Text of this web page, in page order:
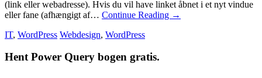
(link eller webadresse). Hvis du vil have linket åbnet i et nyt vindue
eller fane (afhængigt af… Continue Reading →
IT, WordPress Webdesign, WordPress
Hent Power Query bogen gratis.